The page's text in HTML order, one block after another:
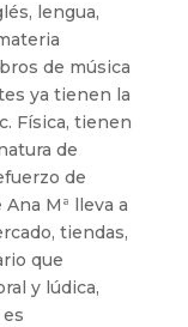
lengua,
de música
ya tienen la
Física, tienen
de
de
Mª lleva a
tiendas,
que
y lúdica,